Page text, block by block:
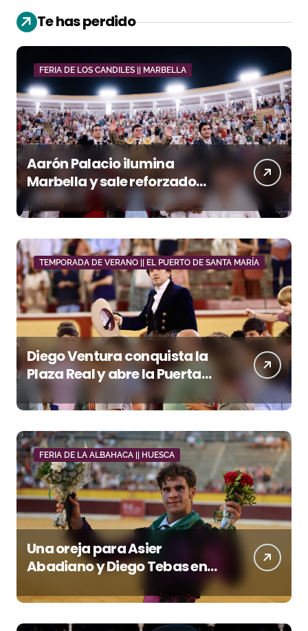
Te has perdido
FERIA DE LOS CANDILES || MARBELLA
Aarón Palacio ilumina
Marbella y sale reforzado
junto a Manzanares y
Morante
TEMPORADA DE VERANO || EL PUERTO DE SANTA MARÍA
Diego Ventura conquista la
Plaza Real y abre la Puerta
Grande en El Puerto
FERIA DE LA ALBAHACA || HUESCA
Una oreja para Asier
Abadiano y Diego Tebas en
una apertura de la Albahaca
marcada por el buen juego
de Los Maños